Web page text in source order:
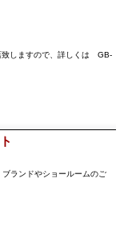
致しますので、詳しくは GB-
ブランドやショールームのご